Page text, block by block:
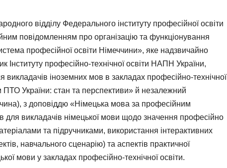
відділу Федерального інституту професійної освіти
повідомленням про організацію та функціонування
професійної освіти Німеччини», яке надзвичайно
Інституту професійно-технічної освіти НАПН України,
викладачів іноземних мов в закладах професійно-технічної
України: стан та перспективи» й незалежний
з доповіддю «Німецька мова за професійним
викладачів німецької мови щодо значення професійно
та підручниками, використання інтерактивних
навчального сценарію) та аспектів практичної
мови у закладах професійно-технічної освіти.